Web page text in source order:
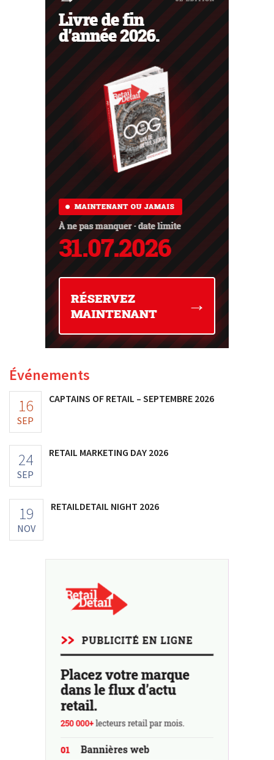
Événements
16
SEP
CAPTAINS OF RETAIL – SEPTEMBRE 2026
24
SEP
RETAIL MARKETING DAY 2026
19
NOV
RETAILDETAIL NIGHT 2026